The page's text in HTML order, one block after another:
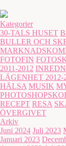
Kategorier
30-TALS HUSET
BULLER OCH
FOTOFIN
2011-2012
LÄGENHET 2012-
HÄLSA MUSIK
RECEPT RESA
ÖVERGIVET
Arkiv
Juni 2024 Juli 2023
Januari 2023